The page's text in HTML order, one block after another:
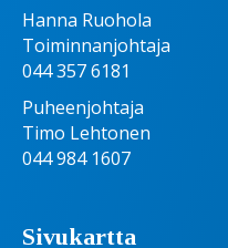
Hanna Ruohola
Toiminnanjohtaja
044 357 6181
Puheenjohtaja
Timo Lehtonen
044 984 1607
Sivukartta